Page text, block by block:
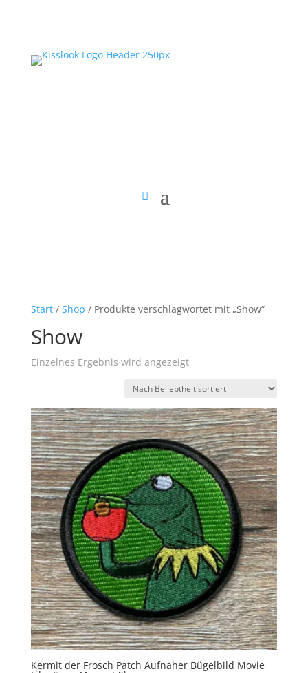
Start/ Shop / Produkte verschlagwortet mit „Show“
Show
Einzelnes Ergebnis wird angezeigt
Kermit der Frosch Patch Aufnäher Bügelbild Movie